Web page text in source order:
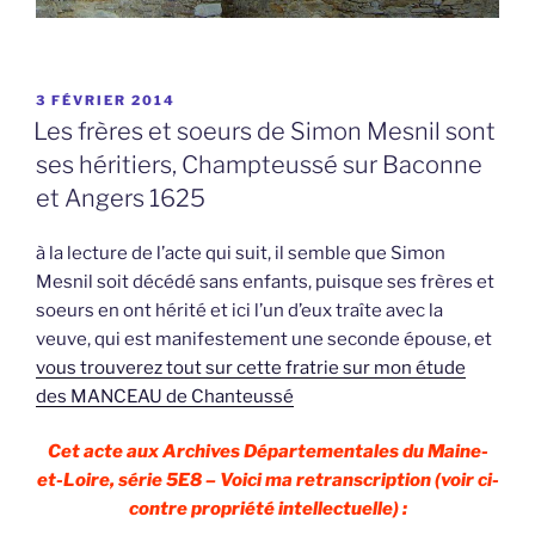
PUBLIÉ
LE
3 FÉVRIER 2014
Les frères et soeurs de Simon Mesnil sont
ses héritiers, Champteussé sur Baconne
et Angers 1625
à la lecture de l’acte qui suit, il semble que Simon
Mesnil soit décédé sans enfants, puisque ses frères et
soeurs en ont hérité et ici l’un d’eux traîte avec la
veuve, qui est manifestement une seconde épouse, et
vous trouverez tout sur cette fratrie sur mon étude
des MANCEAU de Chanteussé
Cet acte aux Archives Départementales du Maine-
et-Loire, série 5E8 – Voici ma retranscription (voir ci-
contre propriété intellectuelle) :